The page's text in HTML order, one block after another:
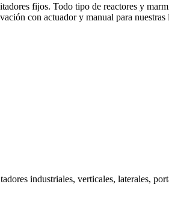
fijos. Todo tipo de reactores y
con actuador y manual para nuestras
industriales, verticales, laterales,